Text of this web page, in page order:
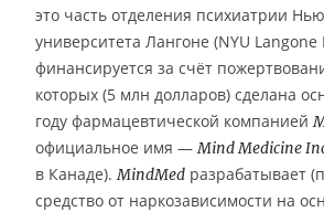
это часть отделения психиатрии
университета Лангоне (NYU Langone
финансируется за счёт
которых (5 млн долларов) сделана
году фармацевтической компанией
официальное имя — Mind Medicine
в Канаде). MindMed разрабатывает
средство от наркозависимости на